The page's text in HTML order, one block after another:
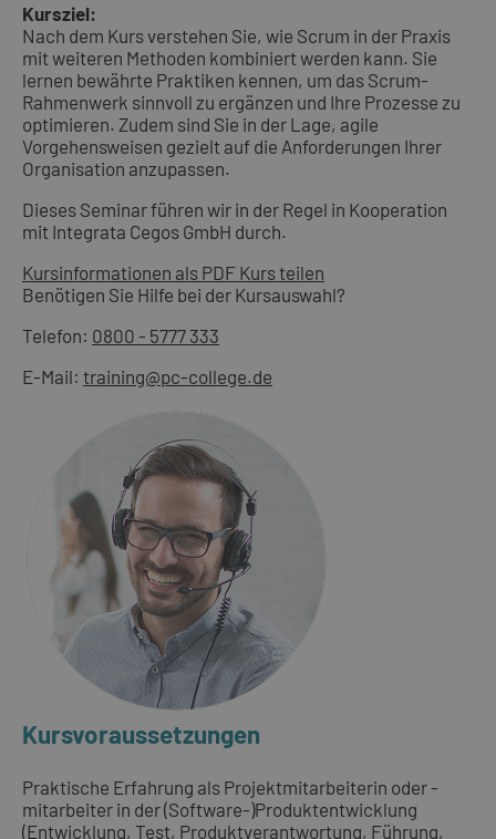
Kursziel:
Nach dem Kurs verstehen Sie, wie Scrum in der Praxis
mit weiteren Methoden kombiniert werden kann. Sie
lernen bewährte Praktiken kennen, um das Scrum-
Rahmenwerk sinnvoll zu ergänzen und Ihre Prozesse zu
optimieren. Zudem sind Sie in der Lage, agile
Vorgehensweisen gezielt auf die Anforderungen Ihrer
Organisation anzupassen.
Dieses Seminar führen wir in der Regel in Kooperation
mit Integrata Cegos GmbH durch.
Kursinformationen als PDF Kurs teilen
Benötigen Sie Hilfe bei der Kursauswahl?
Telefon: 0800 - 5777 333
E-Mail: training@pc-college.de
Kursvoraussetzungen
Praktische Erfahrung als Projektmitarbeiterin oder -
mitarbeiter in der (Software-)Produktentwicklung
(Entwicklung, Test, Produktverantwortung, Führung,